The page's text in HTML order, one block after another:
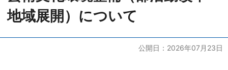
地域展開）について
公開日：2026年07月23日